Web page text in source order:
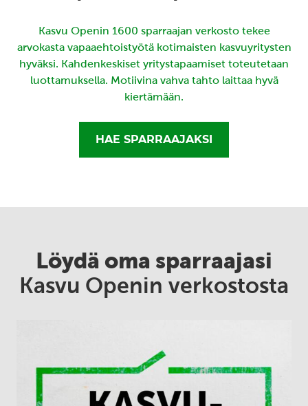
Kasvu Openin 1600 sparraajan verkosto tekee
arvokasta vapaaehtoistyötä kotimaisten kasvuyritysten
hyväksi. Kahdenkeskiset yritystapaamiset toteutetaan
luottamuksella. Motiivina vahva tahto laittaa hyvä
kiertämään.
HAE SPARRAAJAKSI
Löydä oma sparraajasi
Kasvu Openin verkostosta